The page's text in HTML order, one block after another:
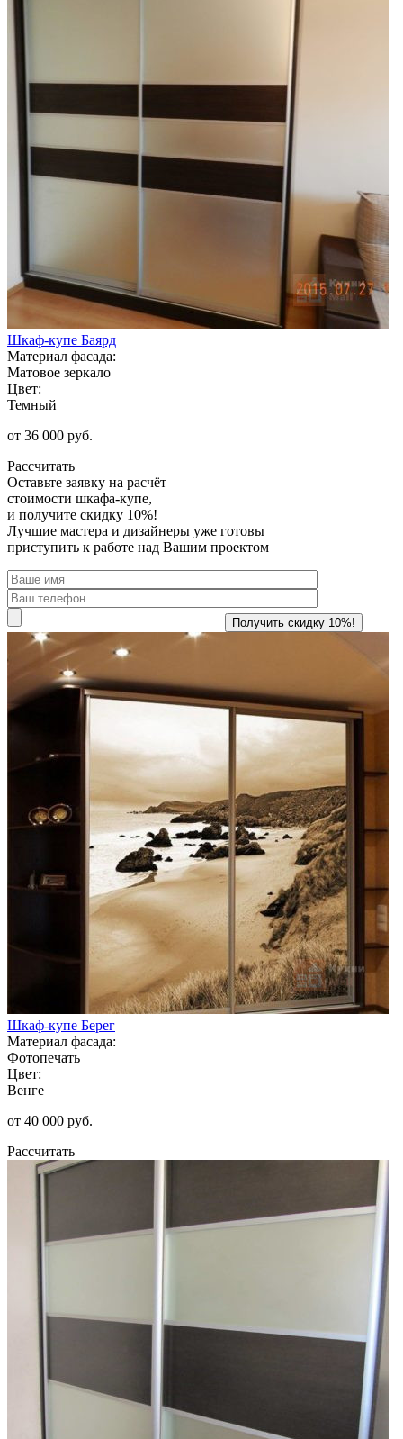
Шкаф-купе Баярд
Материал фасада:
Матовое зеркало
Цвет:
Темный
от 36 000 руб.
Рассчитать
Оставьте заявку на расчёт
стоимости шкафа-купе,
и получите скидку 10%!
Лучшие мастера и дизайнеры уже готовы
приступить к работе над Вашим проектом
Шкаф-купе Берег
Материал фасада:
Фотопечать
Цвет:
Венге
от 40 000 руб.
Рассчитать